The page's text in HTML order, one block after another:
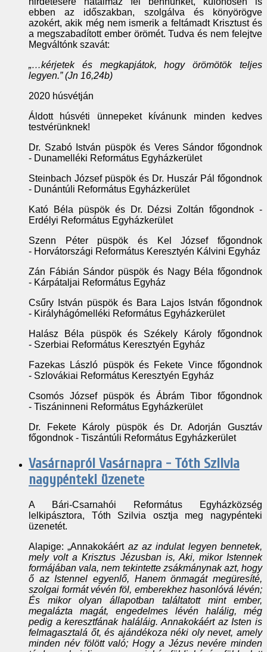
ebben az időszakban, szolgálva és könyörögve
azokért, akik még nem ismerik a feltámadt Krisztust és
a megszabadított ember örömét. Tudva és nem felejtve
Megváltónk szavát:
„…kérjetek és megkapjátok, hogy örömötök teljes
legyen.” (Jn 16,24b)
2020 húsvétján
Áldott húsvéti ünnepeket kívánunk minden kedves
testvérünknek!
Dr. Szabó István püspök és Veres Sándor főgondnok
- Dunamelléki Református Egyházkerület
Steinbach József püspök és Dr. Huszár Pál főgondnok
- Dunántúli Református Egyházkerület
Kató Béla püspök és Dr. Dézsi Zoltán főgondnok -
Erdélyi Református Egyházkerület
Szenn Péter püspök és Kel József főgondnok
- Horvátországi Református Keresztyén Kálvini Egyház
Zán Fábián Sándor püspök és Nagy Béla főgondnok
- Kárpátaljai Református Egyház
Csűry István püspök és Bara Lajos István főgondnok
- Királyhágómelléki Református Egyházkerület
Halász Béla püspök és Székely Károly főgondnok
- Szerbiai Református Keresztyén Egyház
Fazekas László püspök és Fekete Vince főgondnok
- Szlovákiai Református Keresztyén Egyház
Csomós József püspök és Ábrám Tibor főgondnok
- Tiszáninneni Református Egyházkerület
Dr. Fekete Károly püspök és Dr. Adorján Gusztáv
főgondnok - Tiszántúli Református Egyházkerület
Vasárnapról Vasárnapra - Tóth Szilvia
nagypénteki üzenete
A Bári-Csarnahói Református Egyházközség
lelkipásztora, Tóth Szilvia osztja meg nagypénteki
üzenetét.
Alapige: „Annakokáértaz az indulat legyen bennetek,
mely volt a Krisztus Jézusban is, Aki, mikor Istennek
formájában vala, nem tekintette zsákmánynak azt, hogy
ő az Istennel egyenlő, Hanem önmagát megüresíté,
szolgai formát vévén föl, emberekhez hasonlóvá lévén;
És mikor olyan állapotban találtatott mint ember,
megalázta magát, engedelmes lévén halálig, még
pedig a keresztfának haláláig. Annakokáért az Isten is
felmagasztalá őt, és ajándékoza néki oly nevet, amely
minden név fölött való; Hogy a Jézus nevére minden